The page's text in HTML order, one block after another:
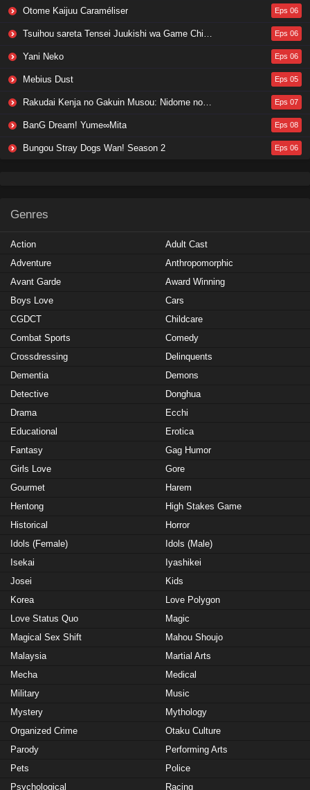
Otome Kaijuu Caraméliser Eps 06
Tsuihou sareta Tensei Juukishi wa Game Chishiki de Musou suru Eps 06
Yani Neko Eps 06
Mebius Dust Eps 05
Rakudai Kenja no Gakuin Musou: Nidome no Tensei, S-Rank Cheat Majutsushi Boukenroku Eps 07
BanG Dream! Yume∞Mita Eps 08
Bungou Stray Dogs Wan! Season 2 Eps 06
Genres
Action
Adult Cast
Adventure
Anthropomorphic
Avant Garde
Award Winning
Boys Love
Cars
CGDCT
Childcare
Combat Sports
Comedy
Crossdressing
Delinquents
Dementia
Demons
Detective
Donghua
Drama
Ecchi
Educational
Erotica
Fantasy
Gag Humor
Girls Love
Gore
Gourmet
Harem
Hentong
High Stakes Game
Historical
Horror
Idols (Female)
Idols (Male)
Isekai
Iyashikei
Josei
Kids
Korea
Love Polygon
Love Status Quo
Magic
Magical Sex Shift
Mahou Shoujo
Malaysia
Martial Arts
Mecha
Medical
Military
Music
Mystery
Mythology
Organized Crime
Otaku Culture
Parody
Performing Arts
Pets
Police
Psychological
Racing